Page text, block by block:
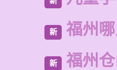
新 福州
新 福州